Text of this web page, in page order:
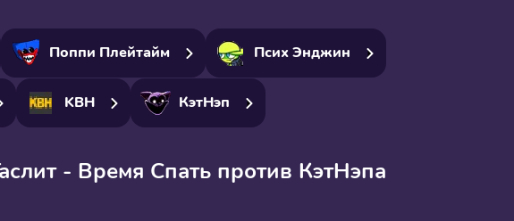
Поппи Плейтайм Псих Энджин
KBH КэтНэп
- Время Спать против КэтНэпа